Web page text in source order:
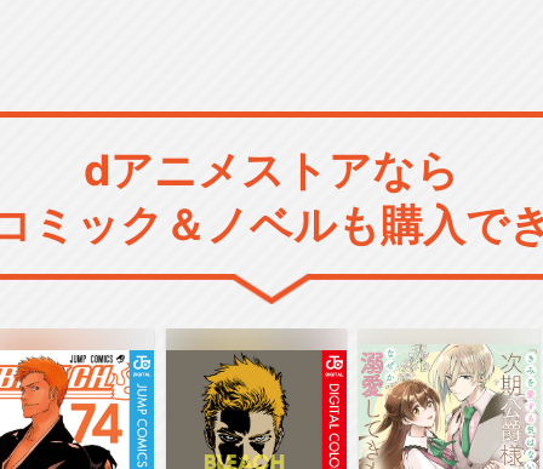
dアニメストアなら
ミック＆ノベルも購入で